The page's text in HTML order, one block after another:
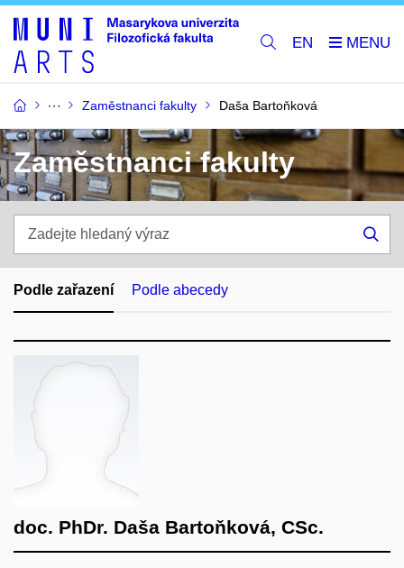
EN
Zaměstnanci fakulty Daša Bartoňková
Zaměstnanci fakulty
hledaný
výraz
Podle zařazení Podle abecedy
doc. PhDr. Daša Bartoňková, CSc.